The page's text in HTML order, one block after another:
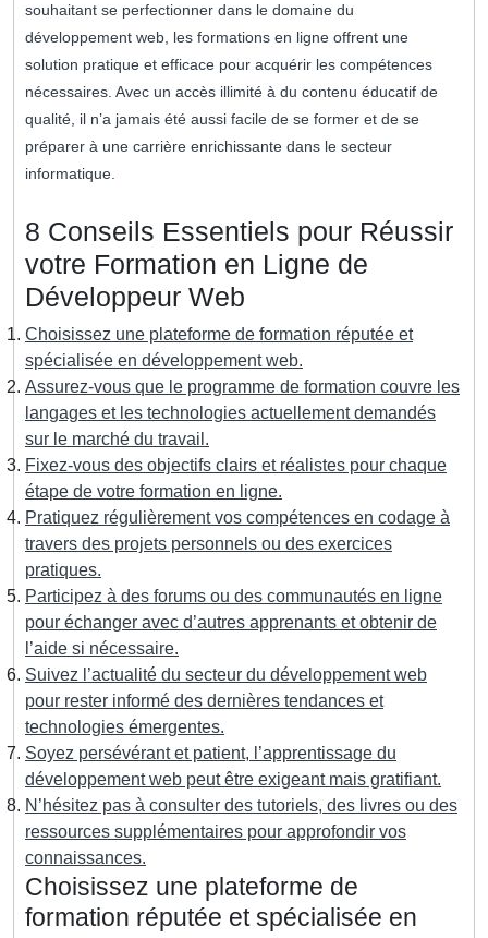
souhaitant se perfectionner dans le domaine du
développement web, les formations en ligne offrent une
solution pratique et efficace pour acquérir les compétences
nécessaires. Avec un accès illimité à du contenu éducatif de
qualité, il n’a jamais été aussi facile de se former et de se
préparer à une carrière enrichissante dans le secteur
informatique.
8 Conseils Essentiels pour Réussir
votre Formation en Ligne de
Développeur Web
Choisissez une plateforme de formation réputée et
spécialisée en développement web.
Assurez-vous que le programme de formation couvre les
langages et les technologies actuellement demandés
sur le marché du travail.
Fixez-vous des objectifs clairs et réalistes pour chaque
étape de votre formation en ligne.
Pratiquez régulièrement vos compétences en codage à
travers des projets personnels ou des exercices
pratiques.
Participez à des forums ou des communautés en ligne
pour échanger avec d’autres apprenants et obtenir de
l’aide si nécessaire.
Suivez l’actualité du secteur du développement web
pour rester informé des dernières tendances et
technologies émergentes.
Soyez persévérant et patient, l’apprentissage du
développement web peut être exigeant mais gratifiant.
N’hésitez pas à consulter des tutoriels, des livres ou des
ressources supplémentaires pour approfondir vos
connaissances.
Choisissez une plateforme de
formation réputée et spécialisée en